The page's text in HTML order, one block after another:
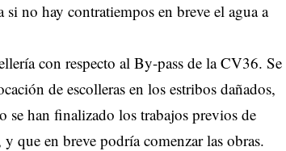
no hay contratiempos en breve el agua a
con respecto al By-pass de la CV36. Se
de escolleras en los estribos dañados,
se han finalizado los trabajos previos de
que en breve podría comenzar las obras.